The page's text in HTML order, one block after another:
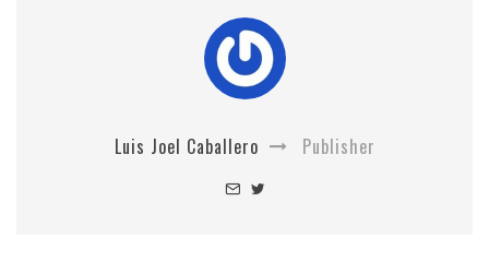
Luis Joel Caballero Publisher